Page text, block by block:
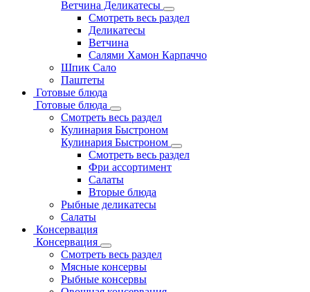
Ветчина Деликатесы
Смотреть весь раздел
Деликатесы
Ветчина
Салями Хамон Карпаччо
Шпик Сало
Паштеты
Готовые блюда
Готовые блюда
Смотреть весь раздел
Кулинария Быстроном
Кулинария Быстроном
Смотреть весь раздел
Фри ассортимент
Салаты
Вторые блюда
Рыбные деликатесы
Салаты
Консервация
Консервация
Смотреть весь раздел
Мясные консервы
Рыбные консервы